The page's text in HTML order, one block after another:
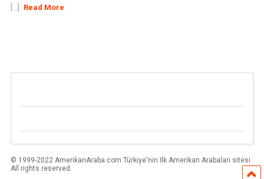
[...] Read More
© 1999-2022 AmerikanAraba.com Türkiye'nin Ilk Amerikan Arabaları sitesi.
All rights reserved.